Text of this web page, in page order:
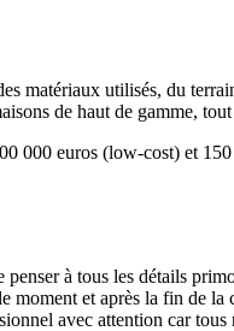
matériaux utilisés, du
de haut de gamme,
000 euros (low-cost) et
à tous les détails
moment et après la fin
avec attention car